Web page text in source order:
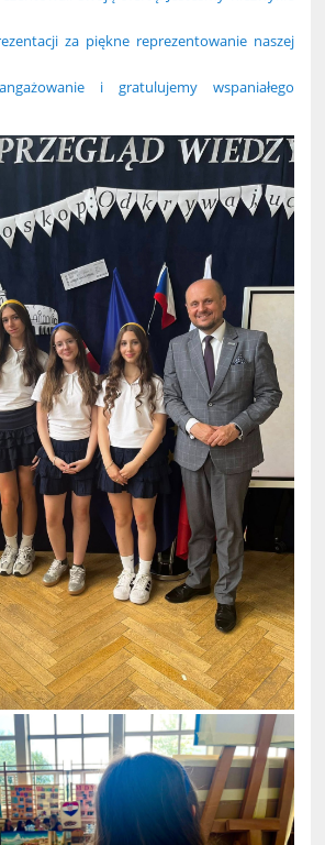
za piękne reprezentowanie naszej
i gratulujemy wspaniałego